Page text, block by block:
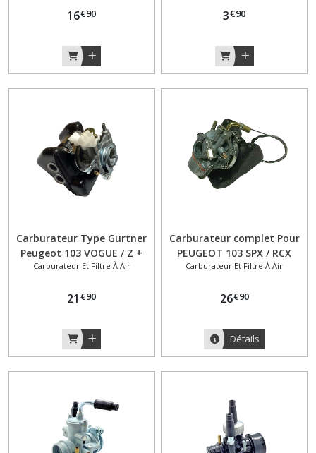
Racing
16€90 3€90
Carburateur Type Gurtner
Peugeot 103 VOGUE / Z +
Filtre à Air – Ø12mm
Carburateur Et Filtre À Air
21 €90
Carburateur complet Pour
PEUGEOT 103 SPX / RCX
Carburateur Et Filtre À Air
26€90
Détails
(8)
Décoration
Direction
(4)
Embrayage
(8)